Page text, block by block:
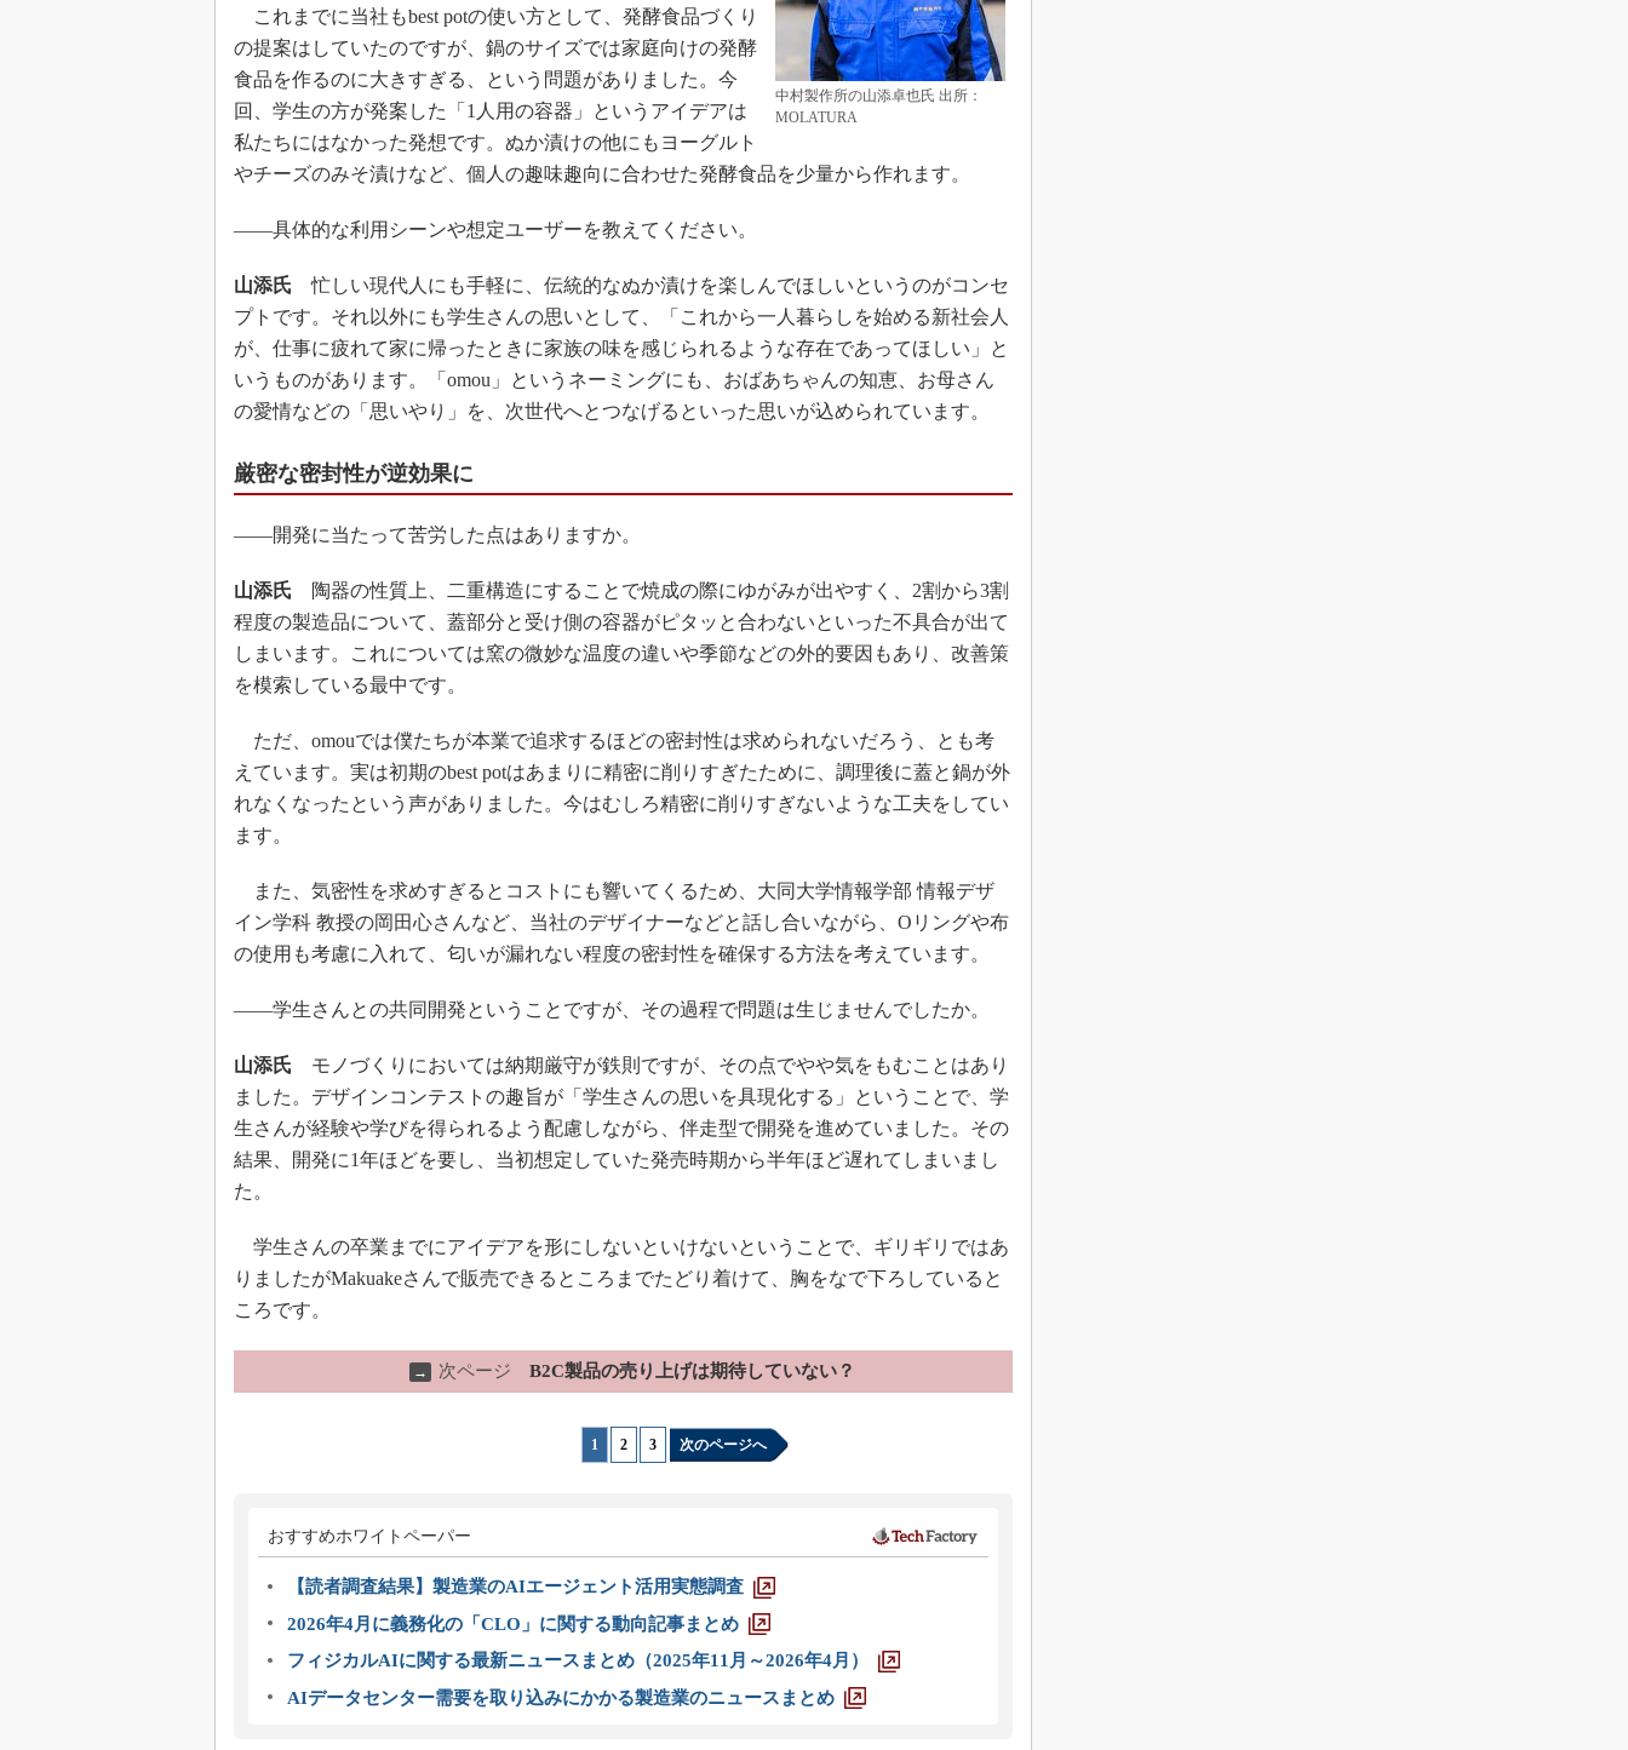
中村製作所の山添卓也氏 出所：
MOLATURA
これまでに当社もbest potの使い方として、発酵食品づくり
の提案はしていたのですが、鍋のサイズでは家庭向けの発酵
食品を作るのに大きすぎる、という問題がありました。今
回、学生の方が発案した「1人用の容器」というアイデアは
私たちにはなかった発想です。ぬか漬けの他にもヨーグルト
やチーズのみそ漬けなど、個人の趣味趣向に合わせた発酵食品を少量から作れます。
――具体的な利用シーンや想定ユーザーを教えてください。
山添氏 忙しい現代人にも手軽に、伝統的なぬか漬けを楽しんでほしいというのがコンセ
プトです。それ以外にも学生さんの思いとして、「これから一人暮らしを始める新社会人
が、仕事に疲れて家に帰ったときに家族の味を感じられるような存在であってほしい」と
いうものがあります。「omou」というネーミングにも、おばあちゃんの知恵、お母さん
の愛情などの「思いやり」を、次世代へとつなげるといった思いが込められています。
厳密な密封性が逆効果に
――開発に当たって苦労した点はありますか。
山添氏 陶器の性質上、二重構造にすることで焼成の際にゆがみが出やすく、2割から3割
程度の製造品について、蓋部分と受け側の容器がピタッと合わないといった不具合が出て
しまいます。これについては窯の微妙な温度の違いや季節などの外的要因もあり、改善策
を模索している最中です。
ただ、omouでは僕たちが本業で追求するほどの密封性は求められないだろう、とも考
えています。実は初期のbest potはあまりに精密に削りすぎたために、調理後に蓋と鍋が外
れなくなったという声がありました。今はむしろ精密に削りすぎないような工夫をしてい
ます。
また、気密性を求めすぎるとコストにも響いてくるため、大同大学情報学部 情報デザ
イン学科 教授の岡田心さんなど、当社のデザイナーなどと話し合いながら、Oリングや布
の使用も考慮に入れて、匂いが漏れない程度の密封性を確保する方法を考えています。
――学生さんとの共同開発ということですが、その過程で問題は生じませんでしたか。
山添氏 モノづくりにおいては納期厳守が鉄則ですが、その点でやや気をもむことはあり
ました。デザインコンテストの趣旨が「学生さんの思いを具現化する」ということで、学
生さんが経験や学びを得られるよう配慮しながら、伴走型で開発を進めていました。その
結果、開発に1年ほどを要し、当初想定していた発売時期から半年ほど遅れてしまいまし
た。
学生さんの卒業までにアイデアを形にしないといけないということで、ギリギリではあ
りましたがMakuakeさんで販売できるところまでたどり着けて、胸をなで下ろしていると
ころです。
→ 次ページ B2C製品の売り上げは期待していない？
1 2 3 次のページへ
おすすめホワイトペーパー
【読者調査結果】製造業のAIエージェント活用実態調査
2026年4月に義務化の「CLO」に関する動向記事まとめ
フィジカルAIに関する最新ニュースまとめ（2025年11月～2026年4月）
AIデータセンター需要を取り込みにかかる製造業のニュースまとめ